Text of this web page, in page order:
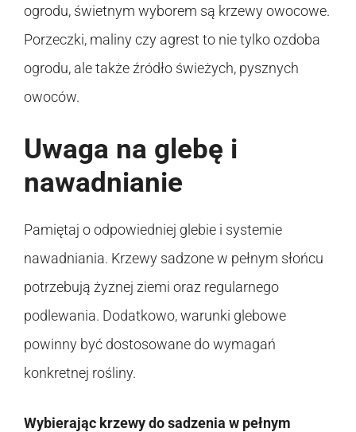
ogrodu, świetnym wyborem są krzewy owocowe.
Porzeczki, maliny czy agrest to nie tylko ozdoba
ogrodu, ale także źródło świeżych, pysznych
owoców.
Uwaga na glebę i
nawadnianie
Pamiętaj o odpowiedniej glebie i systemie
nawadniania. Krzewy sadzone w pełnym słońcu
potrzebują żyznej ziemi oraz regularnego
podlewania. Dodatkowo, warunki glebowe
powinny być dostosowane do wymagań
konkretnej rośliny.
Wybierając krzewy do sadzenia w pełnym